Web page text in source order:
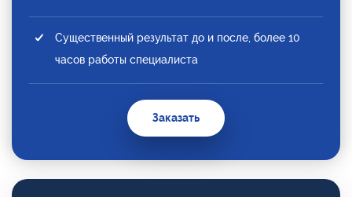
Существенный результат до и после, более 10
часов работы специалиста
Заказать